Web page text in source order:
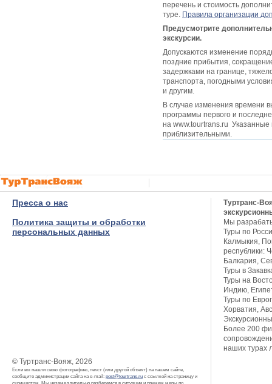
перечень и стоимость
туре. Правила организации
Предусмотрите
экскурсии.
Допускаются изменение
поздние прибытия,
задержками на границе,
транспорта, погодными
и другим.
В случае изменения времени
программы первого и
на www.tourtrans.ru Указанные
приблизительными.
Пресса о нас
Политика защиты и обработки
персональных данных
© Туртранс-Вояж, 2026
Если вы нашли свою фотографию, текст (или другой объект) на нашем сайте,
сообщите администрации сайта на e-mail: post@tourtrans.ru с ссылкой на страницу и
Туртранс-
Мы
Туры по
Калмыкия,
республики:
Балкария,
Туры в
Туры на
Индию,
Туры по
Хорватия,
Более 200
наших турах